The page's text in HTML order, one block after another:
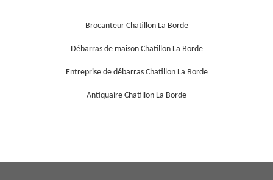
Brocanteur Chatillon La Borde
Débarras de maison Chatillon La Borde
Entreprise de débarras Chatillon La Borde
Antiquaire Chatillon La Borde